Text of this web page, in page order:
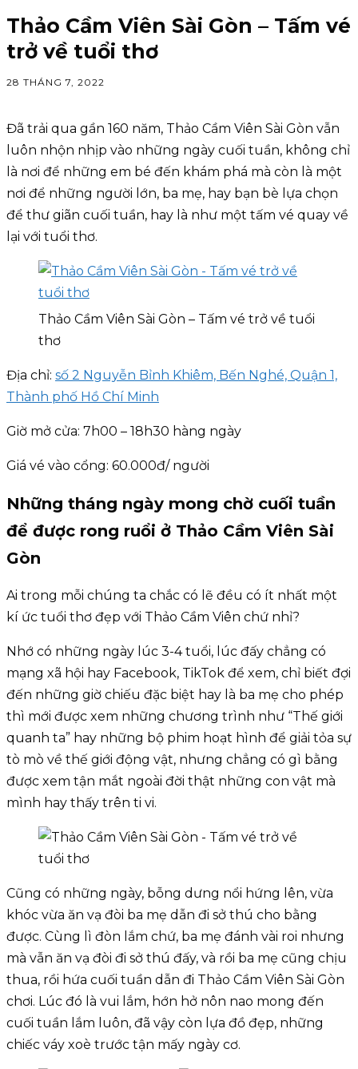
Thảo Cầm Viên Sài Gòn – Tấm vé
trở về tuổi thơ
28 THÁNG 7, 2022
Đã trải qua gần 160 năm, Thảo Cầm Viên Sài Gòn vẫn
luôn nhộn nhịp vào những ngày cuối tuần, không chỉ
là nơi để những em bé đến khám phá mà còn là một
nơi để những người lớn, ba mẹ, hay bạn bè lựa chọn
để thư giãn cuối tuần, hay là như một tấm vé quay về
lại với tuổi thơ.
Thảo Cầm Viên Sài Gòn – Tấm vé trở về tuổi
thơ
Địa chỉ: số 2 Nguyễn Bỉnh Khiêm, Bến Nghé, Quận 1,
Thành phố Hồ Chí Minh
Giờ mở cửa: 7h00 – 18h30 hàng ngày
Giá vé vào cổng: 60.000đ/ người
Những tháng ngày mong chờ cuối tuần
để được rong ruổi ở Thảo Cầm Viên Sài
Gòn
Ai trong mỗi chúng ta chắc có lẽ đều có ít nhất một
kí ức tuổi thơ đẹp với Thảo Cầm Viên chứ nhỉ?
Nhớ có những ngày lúc 3-4 tuổi, lúc đấy chẳng có
mạng xã hội hay Facebook, TikTok để xem, chỉ biết đợi
đến những giờ chiếu đặc biệt hay là ba mẹ cho phép
thì mới được xem những chương trình như “Thế giới
quanh ta” hay những bộ phim hoạt hình để giải tỏa sự
tò mò về thế giới động vật, nhưng chẳng có gì bằng
được xem tận mắt ngoài đời thật những con vật mà
mình hay thấy trên ti vi.
Cũng có những ngày, bỗng dưng nổi hứng lên, vừa
khóc vừa ăn vạ đòi ba mẹ dẫn đi sở thú cho bằng
được. Cùng lì đòn lắm chứ, ba mẹ đánh vài roi nhưng
mà vẫn ăn vạ đòi đi sở thú đấy, và rồi ba mẹ cũng chịu
thua, rồi hứa cuối tuần dẫn đi Thảo Cầm Viên Sài Gòn
chơi. Lúc đó là vui lắm, hớn hở nôn nao mong đến
cuối tuần lắm luôn, đã vậy còn lựa đồ đẹp, những
chiếc váy xoè trước tận mấy ngày cơ.